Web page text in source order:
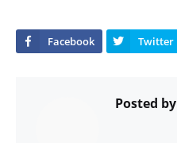
Posted by